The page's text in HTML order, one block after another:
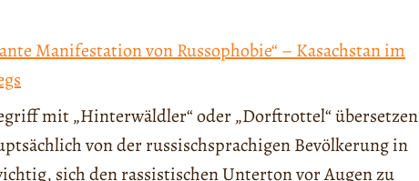
Manifestation von Russophobie“ – Kasachstan im
mit „Hinterwäldler“ oder „Dorftrottel“
von der russischsprachigen Bevölkerung in
sich den rassistischen Unterton vor Augen zu